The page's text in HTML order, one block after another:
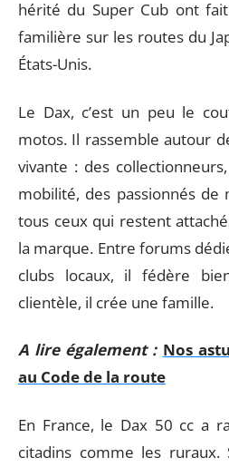
hérité du Super Cub ont
familière sur les routes du
États-Unis.
Le Dax, c’est un peu le
motos. Il rassemble autour
vivante : des
mobilité, des passionnés de
tous ceux qui restent
la marque. Entre forums
clubs locaux, il fédère
clientèle, il crée une famille.
A lire également : Nos
au Code de la route
En France, le Dax 50 cc a
citadins comme les ruraux.